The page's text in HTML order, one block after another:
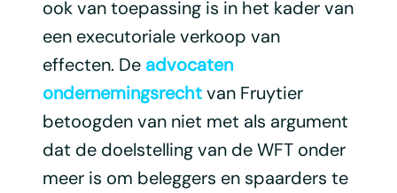
ook van toepassing is in het kader van
een executoriale verkoop van
effecten. De advocaten
ondernemingsrechtvan Fruytier
betoogden van niet met als argument
dat de doelstelling van de WFT onder
meer is om beleggers en spaarders te